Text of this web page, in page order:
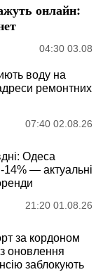
онлайн:
04:30 03.08
воду на
ремонтних
07:40 02.08.26
Одеса
— актуальні
21:20 01.08.26
за кордоном
оновлення
заблокують